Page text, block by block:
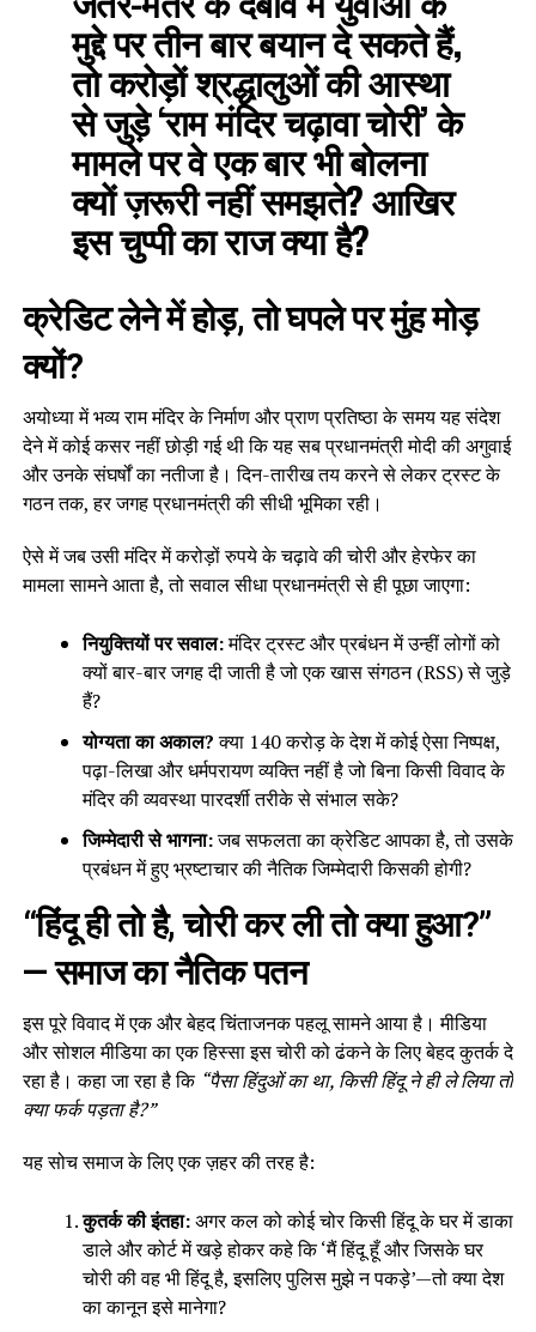
मुद्दे पर तीन बार बयान दे सकते हैं,
तो करोड़ों श्रद्धालुओं की आस्था
से जुड़े ‘राम मंदिर चढ़ावा चोरी’ के
मामले पर वे एक बार भी बोलना
क्यों ज़रूरी नहीं समझते? आखिर
इस चुप्पी का राज क्या है?
क्रेडिट लेने में होड़, तो घपले पर मुंह मोड़
क्यों?
अयोध्या में भव्य राम मंदिर के निर्माण और प्राण प्रतिष्ठा के समय यह संदेश
देने में कोई कसर नहीं छोड़ी गई थी कि यह सब प्रधानमंत्री मोदी की अगुवाई
और उनके संघर्षों का नतीजा है। दिन-तारीख तय करने से लेकर ट्रस्ट के
गठन तक, हर जगह प्रधानमंत्री की सीधी भूमिका रही।
ऐसे में जब उसी मंदिर में करोड़ों रुपये के चढ़ावे की चोरी और हेरफेर का
मामला सामने आता है, तो सवाल सीधा प्रधानमंत्री से ही पूछा जाएगा:
नियुक्तियों पर सवाल:मंदिर ट्रस्ट और प्रबंधन में उन्हीं लोगों को
क्यों बार-बार जगह दी जाती है जो एक खास संगठन (RSS) से जुड़े
हैं?
योग्यता का अकाल?क्या 140 करोड़ के देश में कोई ऐसा निष्पक्ष,
पढ़ा-लिखा और धर्मपरायण व्यक्ति नहीं है जो बिना किसी विवाद के
मंदिर की व्यवस्था पारदर्शी तरीके से संभाल सके?
जिम्मेदारी से भागना:जब सफलता का क्रेडिट आपका है, तो उसके
प्रबंधन में हुए भ्रष्टाचार की नैतिक जिम्मेदारी किसकी होगी?
“हिंदू ही तो है, चोरी कर ली तो क्या हुआ?”
— समाज का नैतिक पतन
इस पूरे विवाद में एक और बेहद चिंताजनक पहलू सामने आया है। मीडिया
और सोशल मीडिया का एक हिस्सा इस चोरी को ढंकने के लिए बेहद कुतर्क दे
रहा है। कहा जा रहा है कि “पैसा हिंदुओं का था, किसी हिंदू ने ही ले लिया तो
क्या फर्क पड़ता है?”
यह सोच समाज के लिए एक ज़हर की तरह है:
कुतर्क की इंतहा:अगर कल को कोई चोर किसी हिंदू के घर में डाका
डाले और कोर्ट में खड़े होकर कहे कि ‘मैं हिंदू हूँ और जिसके घर
चोरी की वह भी हिंदू है, इसलिए पुलिस मुझे न पकड़े’—तो क्या देश
का कानून इसे मानेगा?